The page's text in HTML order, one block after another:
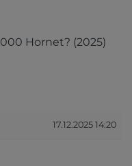
Hornet? (2025)
17.12.2025 14:20